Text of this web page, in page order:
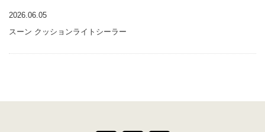
2026.06.05
スーン クッションライトシーラー